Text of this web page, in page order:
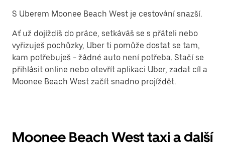
S Uberem Moonee Beach West je cestování snazší.
Ať už dojíždíš do práce, setkáváš se s přáteli nebo
vyřizuješ pochůzky, Uber ti pomůže dostat se tam,
kam potřebuješ - žádné auto není potřeba. Stačí se
přihlásit online nebo otevřít aplikaci Uber, zadat cíl a
Moonee Beach West začít snadno projíždět.
Moonee Beach West taxi a další